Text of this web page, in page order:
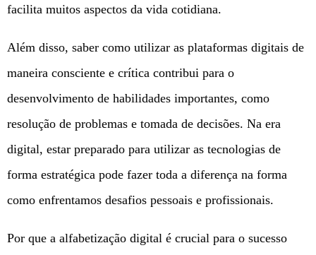
facilita muitos aspectos da vida cotidiana.
Além disso, saber como utilizar as plataformas digitais de
maneira consciente e crítica contribui para o
desenvolvimento de habilidades importantes, como
resolução de problemas e tomada de decisões. Na era
digital, estar preparado para utilizar as tecnologias de
forma estratégica pode fazer toda a diferença na forma
como enfrentamos desafios pessoais e profissionais.
Por que a alfabetização digital é crucial para o sucesso